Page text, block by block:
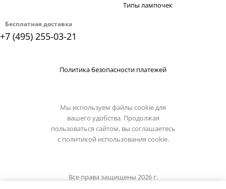
Бесплатная доставка
+7 (495) 255-03-21
Типы лампочек
Политика безопасности платежей
Мы используем файлы cookie для
вашего удобства. Продолжая
пользоваться сайтом, вы соглашаетесь
с политикой использования cookie.
Все права защищены 2026 г.